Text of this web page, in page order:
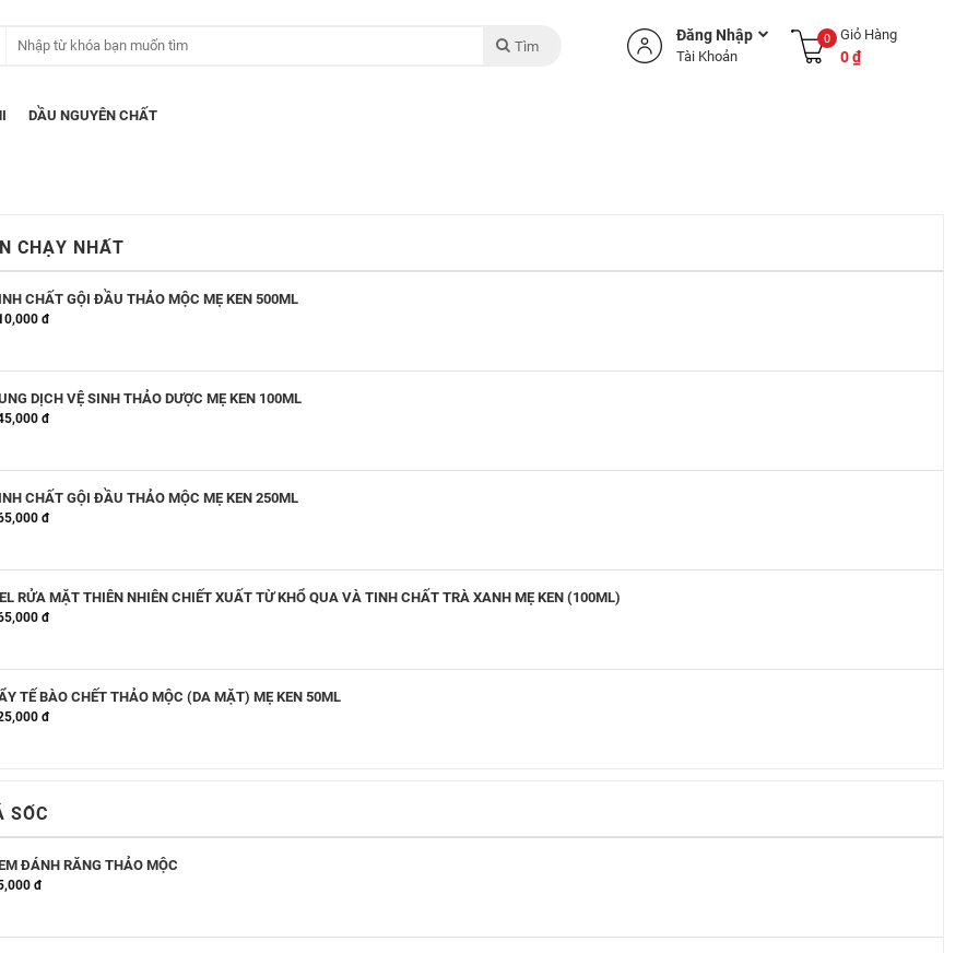
Tìm
Đăng Nhập
Tài Khoản
0 Giỏ Hàng
0 ₫
DẦU NGUYÊN CHẤT
CHẠY NHẤT
CHẤT GỘI ĐẦU THẢO MỘC MẸ KEN 500ML
đ
DỊCH VỆ SINH THẢO DƯỢC MẸ KEN 100ML
đ
CHẤT GỘI ĐẦU THẢO MỘC MẸ KEN 250ML
đ
RỬA MẶT THIÊN NHIÊN CHIẾT XUẤT TỪ KHỔ QUA VÀ TINH CHẤT TRÀ XANH MẸ KEN (100ML)
đ
TẾ BÀO CHẾT THẢO MỘC (DA MẶT) MẸ KEN 50ML
đ
SỐC
ĐÁNH RĂNG THẢO MỘC
đ